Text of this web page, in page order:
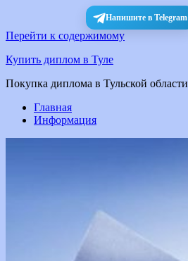
Напишите в Telegram
Перейти к содержимому
Купить диплом в Туле
Покупка диплома в Тульской области
Главная
Информация